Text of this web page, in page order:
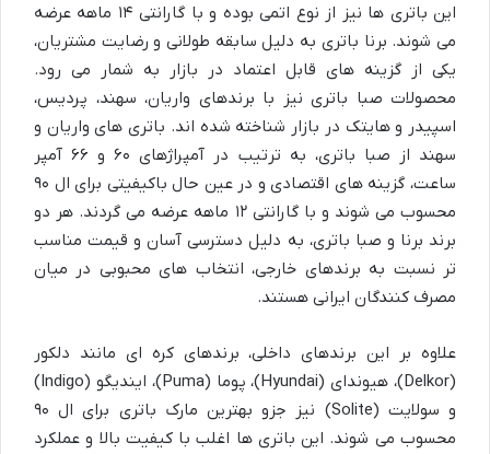
این باتری ها نیز از نوع اتمی بوده و با گارانتی ۱۴ ماهه عرضه
می شوند. برنا باتری به دلیل سابقه طولانی و رضایت مشتریان،
یکی از گزینه های قابل اعتماد در بازار به شمار می رود.
محصولات صبا باتری نیز با برندهای واریان، سهند، پردیس،
اسپیدر و هایتک در بازار شناخته شده اند. باتری های واریان و
سهند از صبا باتری، به ترتیب در آمپراژهای ۶۰ و ۶۶ آمپر
ساعت، گزینه های اقتصادی و در عین حال باکیفیتی برای ال ۹۰
محسوب می شوند و با گارانتی ۱۲ ماهه عرضه می گردند. هر دو
برند برنا و صبا باتری، به دلیل دسترسی آسان و قیمت مناسب
تر نسبت به برندهای خارجی، انتخاب های محبوبی در میان
مصرف کنندگان ایرانی هستند.
علاوه بر این برندهای داخلی، برندهای کره ای مانند دلکور
(Delkor)، هیوندای (Hyundai)، پوما (Puma)، ایندیگو (Indigo)
و سولایت (Solite) نیز جزو بهترین مارک باتری برای ال ۹۰
محسوب می شوند. این باتری ها اغلب با کیفیت بالا و عملکرد